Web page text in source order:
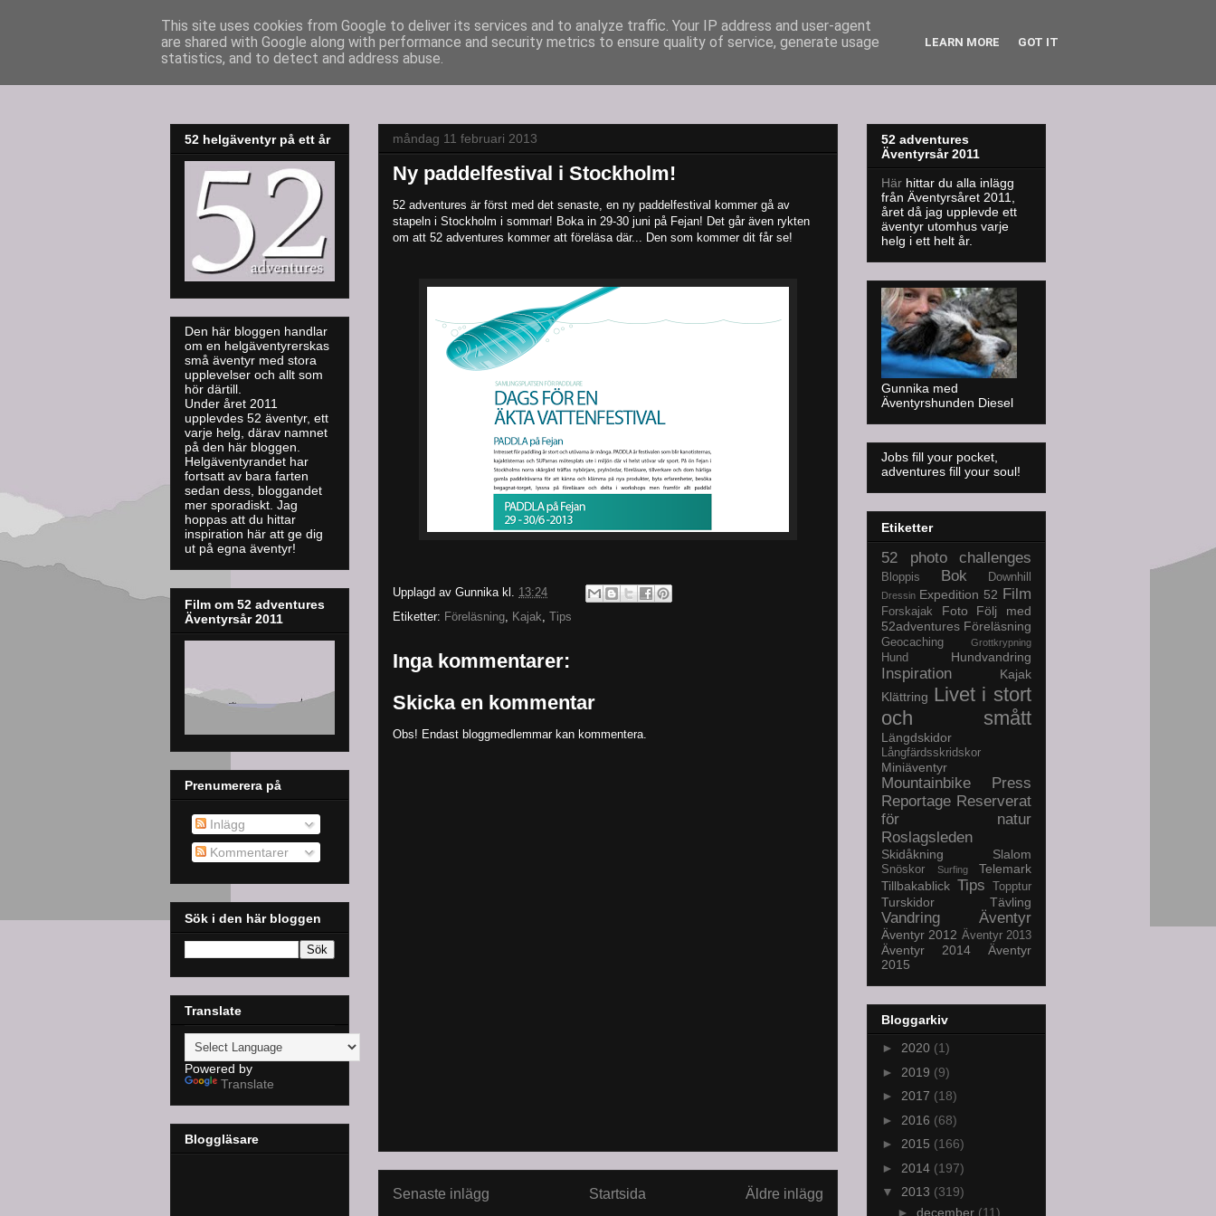
52adventures
måndag 11 februari 2013
Ny paddelfestival i Stockholm!
52 adventures är först med det senaste, en ny paddelfestival kommer gå av
stapeln i Stockholm i sommar! Boka in 29-30 juni på Fejan! Det går även rykten
om att 52 adventures kommer att föreläsa där... Den som kommer dit får se!
Upplagd av Gunnika kl. 13:24
Etiketter: Föreläsning, Kajak, Tips
Inga kommentarer:
Skicka en kommentar
Obs! Endast bloggmedlemmar kan kommentera.
Senaste inlägg Äldre inlägg
Startsida
52 helgäventyr på ett år
Den här bloggen handlar
om en helgäventyrerskas
små äventyr med stora
upplevelser och allt som
hör därtill.
Under året 2011
upplevdes 52 äventyr, ett
varje helg, därav namnet
på den här bloggen.
Helgäventyrandet har
fortsatt av bara farten
sedan dess, bloggandet
mer sporadiskt. Jag
hoppas att du hittar
inspiration här att ge dig
ut på egna äventyr!
Film om 52 adventures
Äventyrsår 2011
Prenumerera på
Inlägg
Kommentarer
Sök i den här bloggen
Translate
Powered by
Translate
Bloggläsare
52 adventures
Äventyrsår 2011
Här hittar du alla inlägg
från Äventyrsåret 2011,
året då jag upplevde ett
äventyr utomhus varje
helg i ett helt år.
Gunnika med
Äventyrshunden Diesel
Jobs fill your pocket,
adventures fill your soul!
Etiketter
52 photo challenges
Bloppis Bok Downhill
Dressin Expedition 52 Film
Forskajak Foto
Följ med
52adventures Föreläsning
Geocaching Grottkrypning
Hund Hundvandring
Inspiration
Kajak
Klättring Livet i stort
och smått
Längdskidor
Långfärdsskridskor
Miniäventyr
Mountainbike
Press
Reportage Reserverat
för natur
Roslagsleden
Skidåkning Slalom
Snöskor Surfing
Telemark
Tillbakablick Tips Topptur
Turskidor Tävling
Vandring Äventyr
Äventyr 2012 Äventyr 2013
Äventyr 2014
Äventyr
2015
Bloggarkiv
► 2020 (1)
► 2019 (9)
► 2017 (18)
► 2016 (68)
► 2015 (166)
► 2014 (197)
▼ 2013 (319)
► december (11)
This site uses cookies from Google to deliver its services and to analyze traffic. Your IP address and user-agent
are shared with Google along with performance and security metrics to ensure quality of service, generate usage
statistics, and to detect and address abuse.
LEARN MORE GOT IT